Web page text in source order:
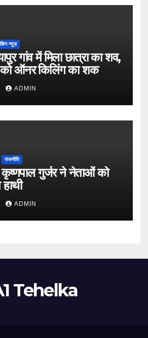
न्यूज़
गांव में मिला छात्रा का शव,
को ऑनर किलिंग का शक
ADMIN
राजनीति
कृष्णपाल गुर्जर ने नेताओं को
ADMIN
Tehelka